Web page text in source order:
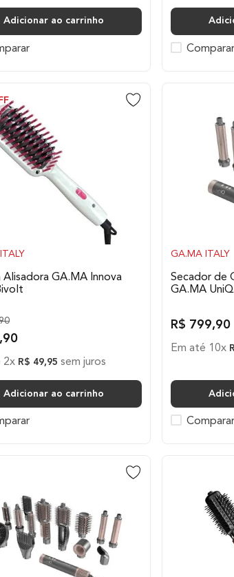
Adicionar ao carrinho
Comparar
Alisadora GA.MA Innova
,90
2x R$ 49,95 sem juros
Adicionar ao carrinho
GA.MA ITALY
Secador de
GA.MA
R$ 799,90
Em até 10x
Comparar